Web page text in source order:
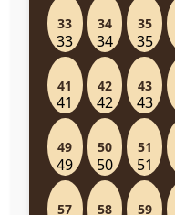
33 34 35
41 42 43
49 50 51